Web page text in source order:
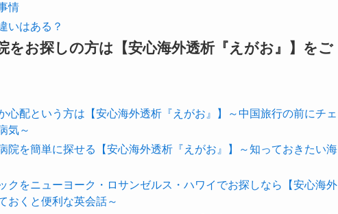
情
いはある？
をお探しの方は【安心海外透析『えがお』】をご
心配という方は【安心海外透析『えがお』】～中国旅行の前にチェ
気～
院を簡単に探せる【安心海外透析『えがお』】～知っておきたい海
クをニューヨーク・ロサンゼルス・ハワイでお探しなら【安心海外
おくと便利な英会話～